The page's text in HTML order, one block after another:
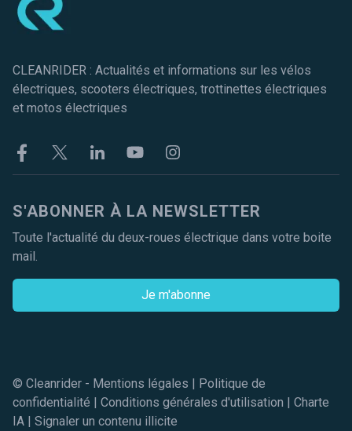
CLEANRIDER : Actualités et informations sur les vélos
électriques, scooters électriques, trottinettes électriques
et motos électriques
FacebookTwitter LinkekinYoutubeInstagram
S'ABONNER À LA NEWSLETTER
Toute l'actualité du deux-roues électrique dans votre boite
mail.
Je m'abonne
© Cleanrider - Mentions légales
Politique de
confidentialité
Conditions générales d'utilisation
Charte
IA
Signaler un contenu illicite